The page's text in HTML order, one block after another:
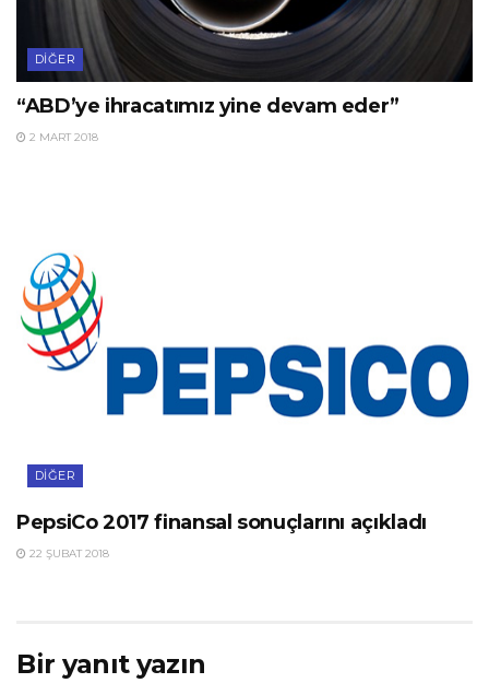
DIĞER
“ABD’ye ihracatımız yine devam eder”
2 MART 2018
DIĞER
PepsiCo 2017 finansal sonuçlarını açıkladı
22 ŞUBAT 2018
Bir yanıt yazın